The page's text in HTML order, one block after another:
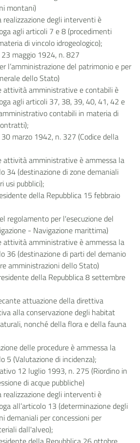
montani)
realizzazione degli interventi è
agli articoli 7 e 8 (procedimenti
di vincolo idrogeologico);
maggio 1924, n. 827
l’amministrazione del patrimonio e per
dello Stato)
attività amministrative e contabili è
agli articoli 37, 38, 39, 40, 41, 42 e
contabili in materia di
marzo 1942, n. 327 (Codice della
attività amministrative è ammessa la
34 (destinazione di zone demaniali
usi pubblici);
della Repubblica 15 febbraio
regolamento per l'esecuzione del
- Navigazione marittima)
attività amministrative è ammessa la
36 (destinazione di parti del demanio
amministrazioni dello Stato)
della Repubblica 8 settembre
attuazione della direttiva
alla conservazione degli habitat
nonché della flora e della fauna
delle procedure è ammessa la
5 (Valutazione di incidenza);
12 luglio 1993, n. 275 (Riordino in
di acque pubbliche)
realizzazione degli interventi è
all’articolo 13 (determinazione degli
demaniali per concessioni per
dall'alveo);